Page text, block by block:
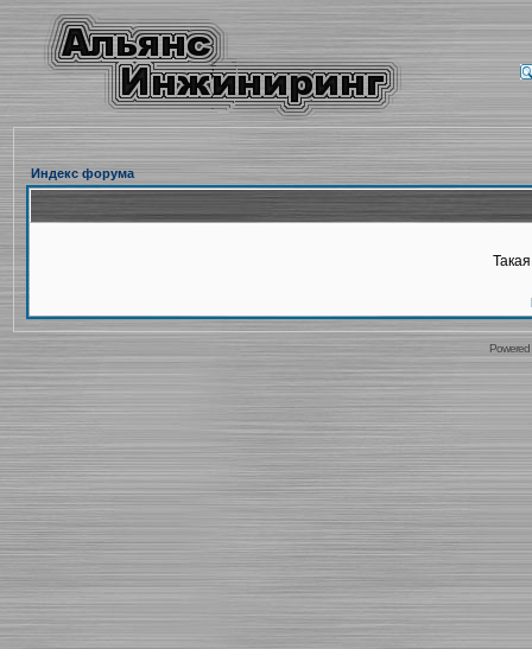
Индекс форума